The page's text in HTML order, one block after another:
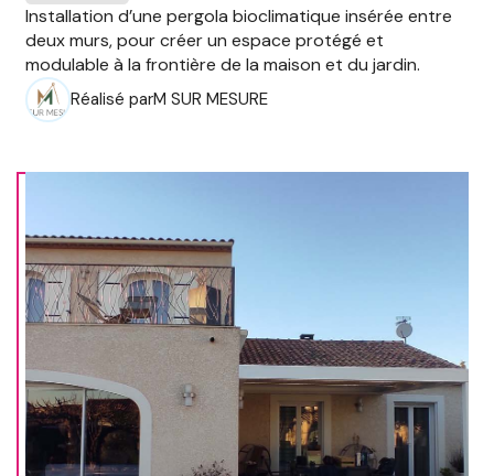
Installation d’une pergola bioclimatique insérée entre
deux murs, pour créer un espace protégé et
modulable à la frontière de la maison et du jardin.
Réalisé parM SUR MESURE